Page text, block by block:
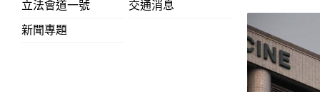
立法會道一號
交通消息
新聞專題